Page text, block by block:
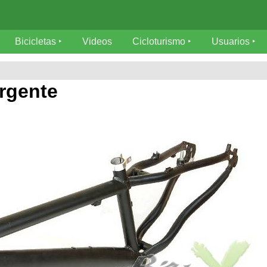
Bicicletas Videos Cicloturismo Usuarios